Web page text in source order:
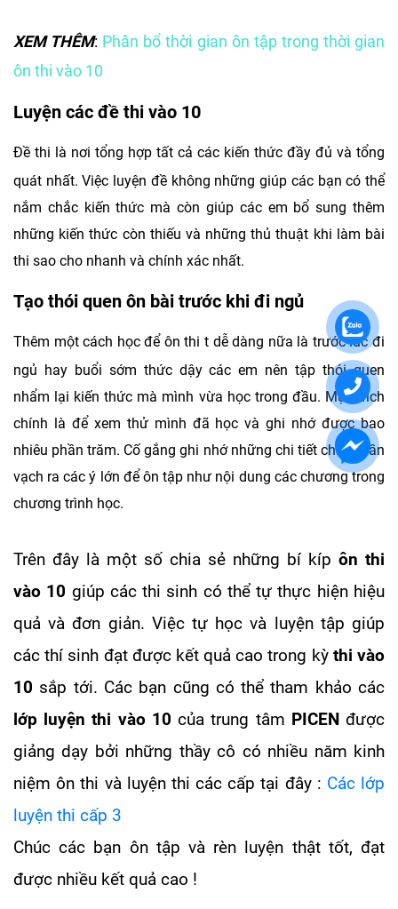
XEM THÊM: Phân bổ thời gian ôn tập trong thời gian
ôn thi vào 10
Luyện các đề thi vào 10
Đề thi là nơi tổng hợp tất cả các kiến thức đầy đủ và tổng
quát nhất. Việc luyện đề không những giúp các bạn có thể
nắm chắc kiến thức mà còn giúp các em bổ sung thêm
những kiến thức còn thiếu và những thủ thuật khi làm bài
thi sao cho nhanh và chính xác nhất.
Tạo thói quen ôn bài trước khi đi ngủ
Thêm một cách học để ôn thi t dễ dàng nữa là trước lúc đi
ngủ hay buổi sớm thức dậy các em nên tập thói quen
nhẩm lại kiến thức mà mình vừa học trong đầu. Mục đích
chính là để xem thử mình đã học và ghi nhớ được bao
nhiêu phần trăm. Cố gắng ghi nhớ những chi tiết chính, cần
vạch ra các ý lớn để ôn tập như nội dung các chương trong
chương trình học.
Trên đây là một số chia sẻ những bí kíp ôn thi
vào 10 giúp các thi sinh có thể tự thực hiện hiệu
quả và đơn giản. Việc tự học và luyện tập giúp
các thí sinh đạt được kết quả cao trong kỳ thi vào
10 sắp tới. Các bạn cũng có thể tham khảo các
lớp luyện thi vào 10 của trung tâm PICENđược
giảng dạy bởi những thầy cô có nhiều năm kinh
niệm ôn thi và luyện thi các cấp tại đây : Các lớp
luyện thi cấp 3
Chúc các bạn ôn tập và rèn luyện thật tốt, đạt
được nhiều kết quả cao !